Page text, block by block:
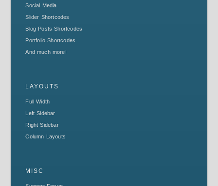
Social Media
Slider Shortcodes
Blog Posts Shortcodes
Portfolio Shortcodes
And much more!
LAYOUTS
Full Width
Left Sidebar
Right Sidebar
Column Layouts
MISC